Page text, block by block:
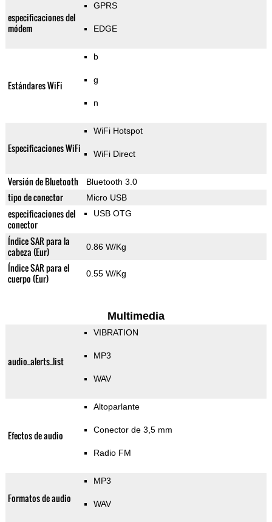
especificaciones del
módem
GPRS
EDGE
Estándares WiFi
b
g
n
Especificaciones WiFi
WiFi Hotspot
WiFi Direct
Versión de Bluetooth Bluetooth 3.0
tipo de conector Micro USB
especificaciones del
conector
USB OTG
Índice SAR para la
cabeza (Eur)
0.86 W/Kg
Índice SAR para el
cuerpo (Eur)
0.55 W/Kg
Multimedia
audio_alerts_list
VIBRATION
MP3
WAV
Efectos de audio
Altoparlante
Conector de 3,5 mm
Radio FM
Formatos de audio
MP3
WAV